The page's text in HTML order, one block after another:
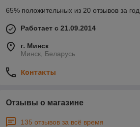
65% положительных из 20 отзывов за год
Работает с 21.09.2014
г. Минск
Минск, Беларусь
Контакты
Отзывы о магазине
135 отзывов за всё время